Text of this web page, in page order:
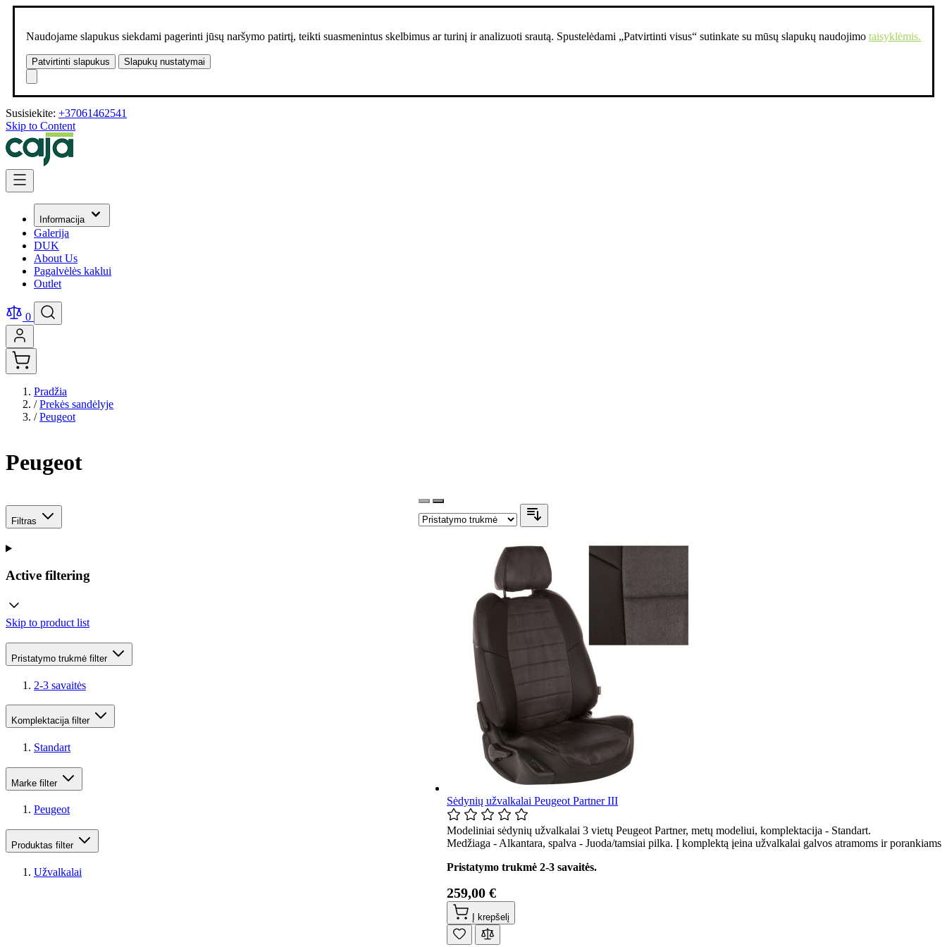
Naudojame slapukus siekdami pagerinti jūsų naršymo patirtį, teikti suasmenintus skelbimus ar turinį ir analizuoti srautą. Spustelėdami „Patvirtinti visus“ sutinkate su mūsų slapukų naudojimo taisyklėmis.
Patvirtinti slapukus Slapukų nustatymai
Susisiekite: +37061462541
Skip to Content
Informacija
Galerija
DUK
About Us
Pagalvėlės kaklui
Outlet
0
Pradžia
/ Prekės sandėlyje
/ Peugeot
Peugeot
Filtras
Active filtering
Skip to product list
Pristatymo trukmė filter
2-3 savaitės
Komplektacija filter
Standart
Marke filter
Peugeot
Produktas filter
Užvalkalai
Sėdynių užvalkalai Peugeot Partner III
Modeliniai sėdynių užvalkalai 3 vietų Peugeot Partner, metų modeliui, komplektacija - Standart.
Medžiaga - Alkantara, spalva - Juoda/tamsiai pilka. Į komplektą įeina užvalkalai galvos atramoms ir porankiams
Pristatymo trukmė 2-3 savaitės.
259,00 €
Į krepšelį